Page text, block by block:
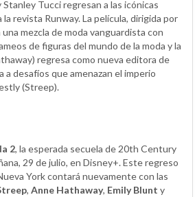
Tucci regresan a las icónicas
la revista Runway. La película, dirigida por
mezcla de moda vanguardista con
de figuras del mundo de la moda y la
regresa como nueva editora de
desafíos que amenazan el imperio
(Streep).
2, la esperada secuela de 20th Century
29 de julio, en Disney+. Este regreso
York contará nuevamente con las
, Anne Hathaway, Emily Blunt y